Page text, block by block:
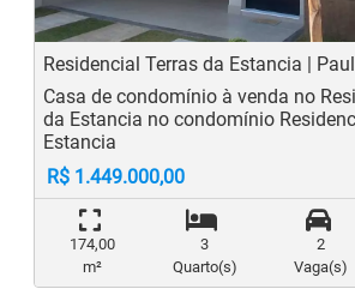
Residencial Terras da Estancia |
Casa de condomínio à venda no
da Estancia no condomínio
Estancia
R$ 1.449.000,00
174,00
m²
3
Quarto(s)
2
Vaga(s)